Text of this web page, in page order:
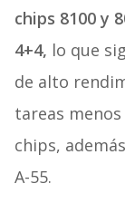
chips 8100 y
4+4, lo que
de alto
tareas
chips,
A-55.